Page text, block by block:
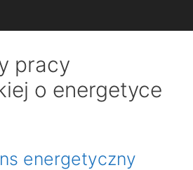
pracy
o energetyce
energetyczny